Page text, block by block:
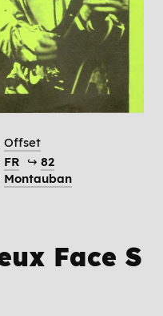
Offset
FR ↪ 82
Montauban
Face S